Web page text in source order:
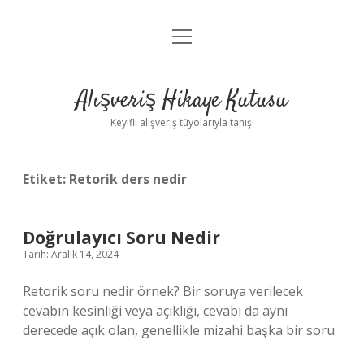
Anasayfa
Yasal Uyarı
menüyü
Alışveriş Hikaye Kutusu
Keyifli alışveriş tüyolarıyla tanış!
Etiket: Retorik ders nedir
Doğrulayıcı Soru Nedir
Tarih: Aralık 14, 2024
Retorik soru nedir örnek? Bir soruya verilecek
cevabın kesinliği veya açıklığı, cevabı da aynı
derecede açık olan, genellikle mizahi başka bir soru